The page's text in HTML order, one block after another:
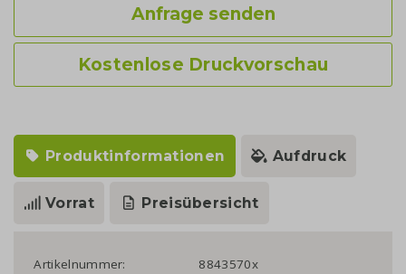
Anfrage senden
Kostenlose Druckvorschau
Produktinformationen Aufdruck
Vorrat Preisübersicht
Artikelnummer:
8843570x